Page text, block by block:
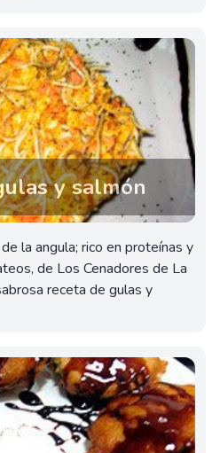
y salmón
la angula; rico en proteínas y
de Los Cenadores de La
receta de gulas y